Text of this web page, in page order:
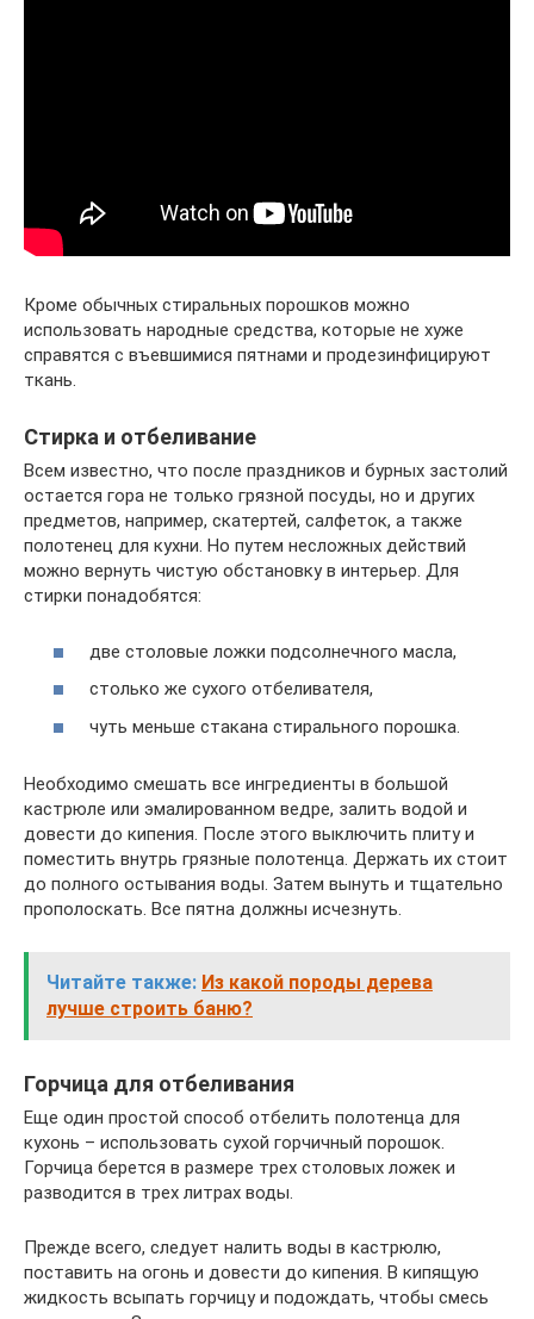
Кроме обычных стиральных порошков можно
использовать народные средства, которые не хуже
справятся с въевшимися пятнами и продезинфицируют
ткань.
Стирка и отбеливание
Всем известно, что после праздников и бурных застолий
остается гора не только грязной посуды, но и других
предметов, например, скатертей, салфеток, а также
полотенец для кухни. Но путем несложных действий
можно вернуть чистую обстановку в интерьер. Для
стирки понадобятся:
две столовые ложки подсолнечного масла,
столько же сухого отбеливателя,
чуть меньше стакана стирального порошка.
Необходимо смешать все ингредиенты в большой
кастрюле или эмалированном ведре, залить водой и
довести до кипения. После этого выключить плиту и
поместить внутрь грязные полотенца. Держать их стоит
до полного остывания воды. Затем вынуть и тщательно
прополоскать. Все пятна должны исчезнуть.
Читайте также: Из какой породы дерева
лучше строить баню?
Горчица для отбеливания
Еще один простой способ отбелить полотенца для
кухонь – использовать сухой горчичный порошок.
Горчица берется в размере трех столовых ложек и
разводится в трех литрах воды.
Прежде всего, следует налить воды в кастрюлю,
поставить на огонь и довести до кипения. В кипящую
жидкость всыпать горчицу и подождать, чтобы смесь